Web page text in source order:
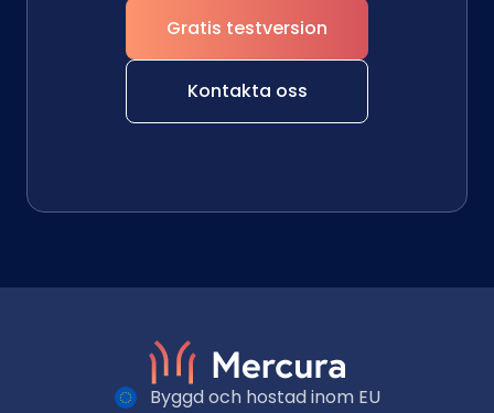
Gratis testversion
Kontakta oss
Byggd och hostad inom EU